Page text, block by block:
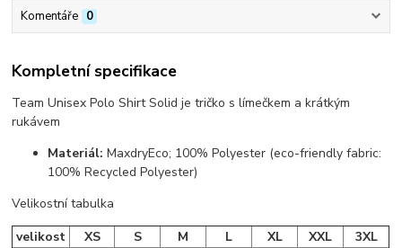
Komentáře 0
Kompletní specifikace
Team Unisex Polo Shirt Solid je tričko s límečkem a krátkým
rukávem
Materiál:MaxdryEco; 100% Polyester (eco-friendly fabric:
100% Recycled Polyester)
Velikostní tabulka
velikost
XS S M L XL XXL
3XL